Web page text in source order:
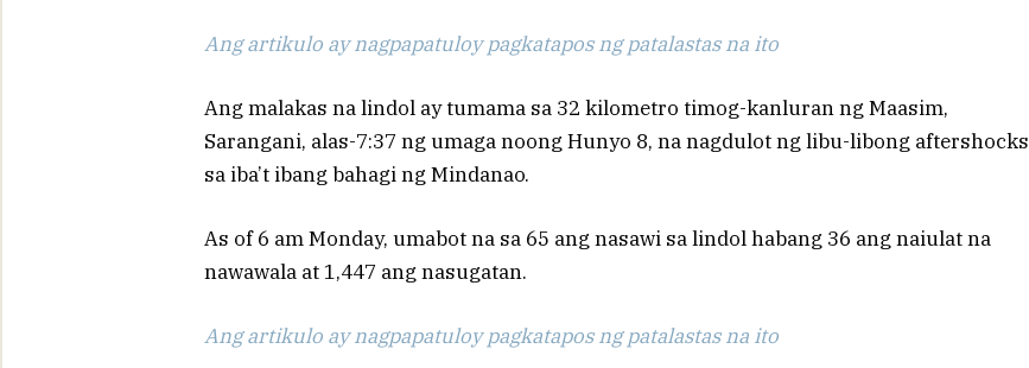
Ang artikulo ay nagpapatuloy pagkatapos ng patalastas na ito
Ang malakas na lindol ay tumama sa 32 kilometro timog-kanluran ng Maasim,
Sarangani, alas-7:37 ng umaga noong Hunyo 8, na nagdulot ng libu-libong aftershocks
sa iba’t ibang bahagi ng Mindanao.
As of 6 am Monday, umabot na sa 65 ang nasawi sa lindol habang 36 ang naiulat na
nawawala at 1,447 ang nasugatan.
Ang artikulo ay nagpapatuloy pagkatapos ng patalastas na ito